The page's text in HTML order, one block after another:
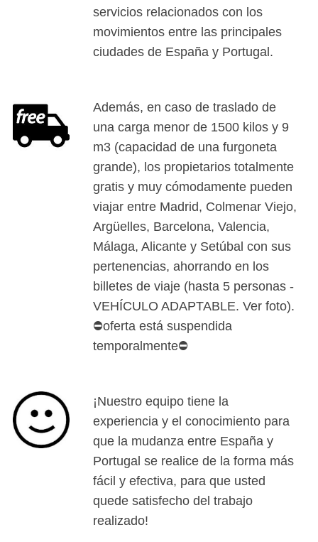
servicios relacionados con los
movimientos entre las principales
ciudades de España y Portugal.
Además, en caso de traslado de
una carga menor de 1500 kilos y 9
m3 (capacidad de una furgoneta
grande), los propietarios totalmente
gratis y muy cómodamente pueden
viajar entre Madrid, Colmenar Viejo,
Argüelles, Barcelona, Valencia,
Málaga, Alicante y Setúbal con sus
pertenencias, ahorrando en los
billetes de viaje (hasta 5 personas -
VEHÍCULO ADAPTABLE. Ver foto).
⛔oferta está suspendida
temporalmente⛔
¡Nuestro equipo tiene la
experiencia y el conocimiento para
que la mudanza entre España y
Portugal se realice de la forma más
fácil y efectiva, para que usted
quede satisfecho del trabajo
realizado!